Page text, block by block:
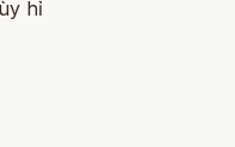
hỉ